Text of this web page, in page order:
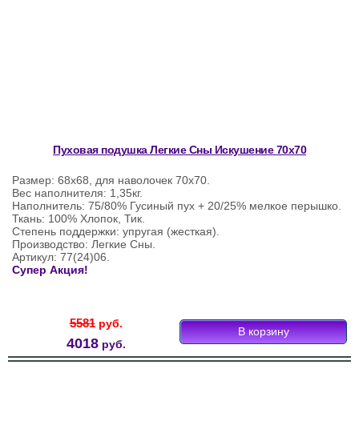
Пуховая подушка Легкие Сны Искушение 70х70
Размер: 68х68, для наволочек 70х70.
Вес наполнителя: 1,35кг.
Наполнитель: 75/80% Гусиный пух + 20/25% мелкое перышко.
Ткань: 100% Хлопок, Тик.
Степень поддержки: упругая (жесткая).
Производство: Легкие Сны.
Артикул: 77(24)06.
Супер Акция!
5581руб.
4018руб.